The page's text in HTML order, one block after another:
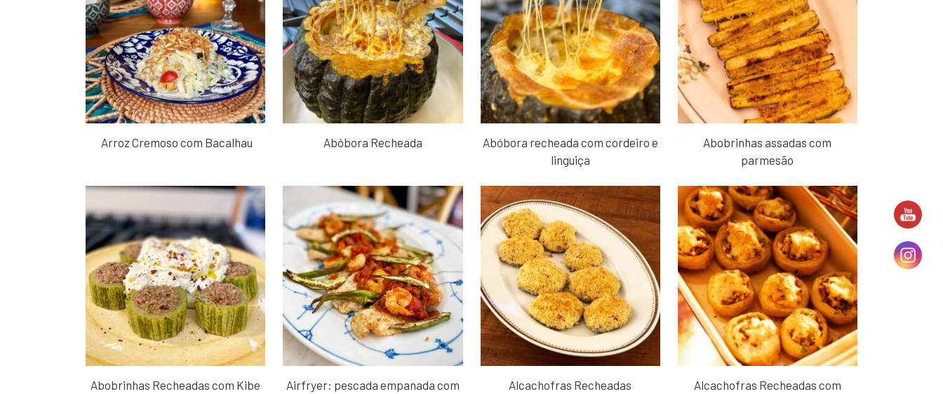
Arroz Cremoso com Bacalhau Abóbora Recheada
Abóbora recheada com cordeiro e
linguiça
Abobrinhas assadas com
parmesão
Abobrinhas Recheadas com Kibe
Airfryer: pescada empanada com
Alcachofras Recheadas
Alcachofras Recheadas com